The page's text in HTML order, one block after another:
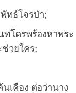
ทธ์โจรป่า;
โครพร้องหาพระ
วยใคร;
คือง ต่อว่านาง